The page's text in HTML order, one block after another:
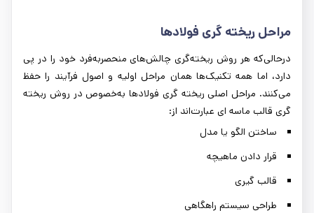
مراحل ریخته گری فولادها
درحالی‌که هر روش ریخته‌گری چالش‌های منحصربه‌فرد خود را در پی
دارد، اما همه تکنیک‌ها همان مراحل اولیه و اصول فرآیند را حفظ
می‌کنند. مراحل اصلی ریخته گری فولادها به‌خصوص در روش ریخته
گری قالب ماسه ای عبارت‌اند از:
ساختن الگو یا مدل
قرار دادن ماهیچه
قالب گیری
طراحی سیستم راهگاهی